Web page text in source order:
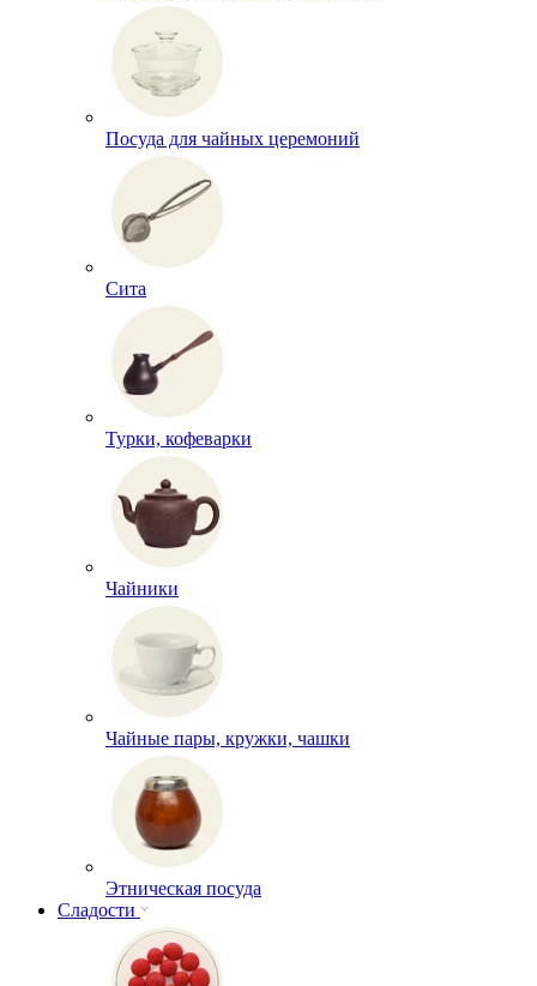
Посуда для чайных церемоний
Сита
Турки, кофеварки
Чайники
Чайные пары, кружки, чашки
Этническая посуда
Сладости